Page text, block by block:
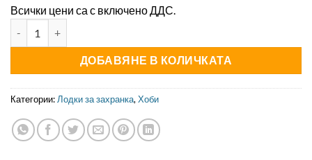
Всички цени са с включено ДДС.
ДОБАВЯНЕ В КОЛИЧКАТА
Категории:Лодки за захранка,Хоби